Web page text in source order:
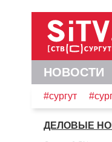
НОВОСТИ
#сургут
ДЕЛОВЫЕ